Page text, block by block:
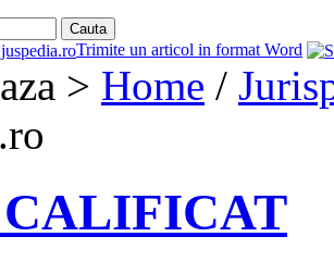
Trimite un articol in format Word
> Home /